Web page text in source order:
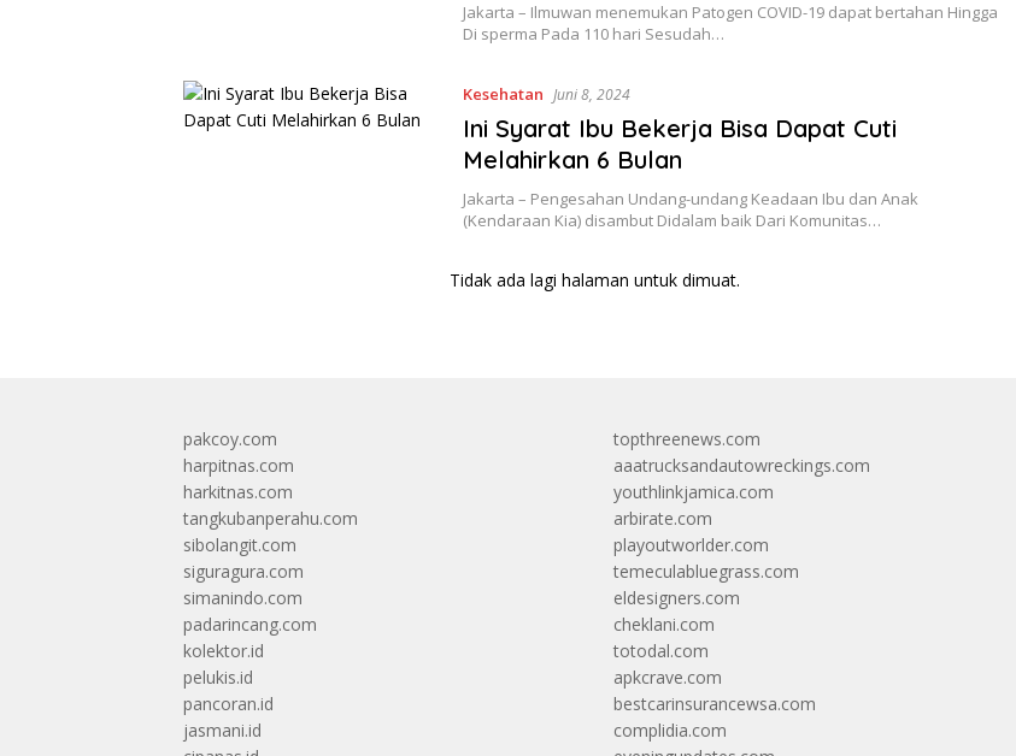
Jakarta – Ilmuwan menemukan Patogen COVID-19 dapat bertahan Hingga
Di sperma Pada 110 hari Sesudah…
Kesehatan Juni 8, 2024
Ini Syarat Ibu Bekerja Bisa Dapat Cuti
Melahirkan 6 Bulan
Jakarta – Pengesahan Undang-undang Keadaan Ibu dan Anak
(Kendaraan Kia) disambut Didalam baik Dari Komunitas…
Tidak ada lagi halaman untuk dimuat.
pakcoy.com
harpitnas.com
harkitnas.com
tangkubanperahu.com
sibolangit.com
siguragura.com
simanindo.com
padarincang.com
kolektor.id
pelukis.id
pancoran.id
jasmani.id
topthreenews.com
aaatrucksandautowreckings.com
youthlinkjamica.com
arbirate.com
playoutworlder.com
temeculabluegrass.com
eldesigners.com
cheklani.com
totodal.com
apkcrave.com
bestcarinsurancewsa.com
complidia.com